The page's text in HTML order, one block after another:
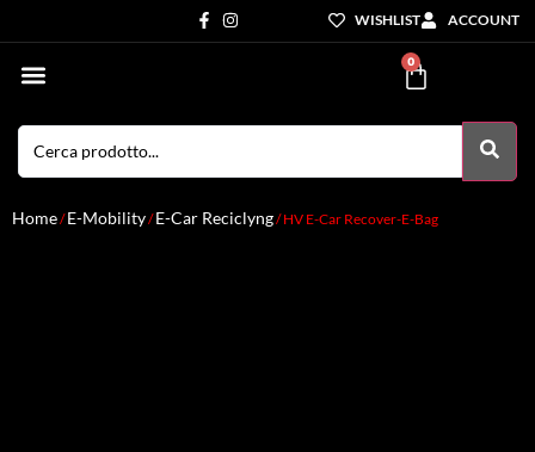
WISHLIST ACCOUNT
0
Home/E-Mobility/E-Car Reciclyng/ HV E-Car Recover-E-Bag